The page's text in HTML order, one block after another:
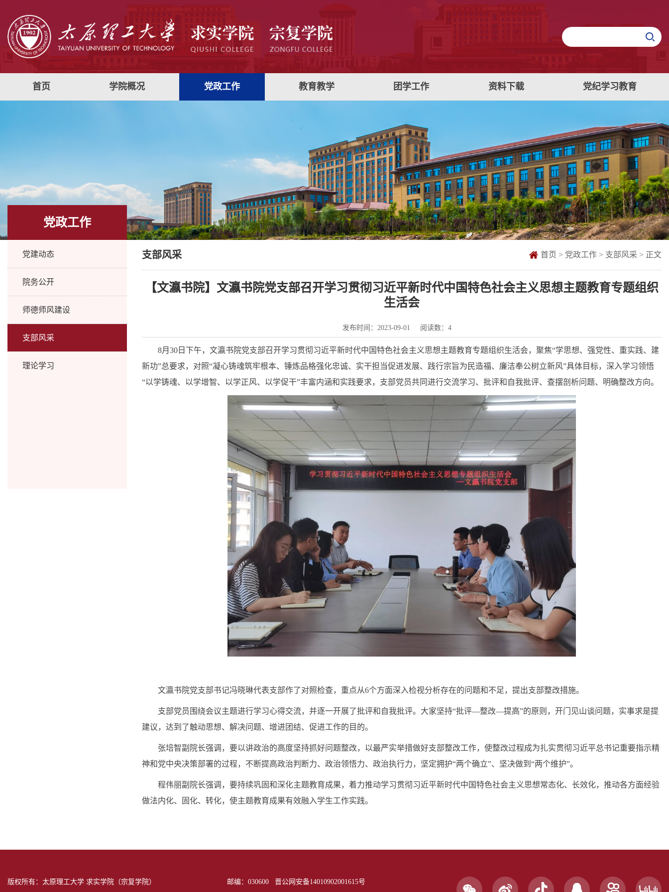
首页 学院概况 党政工作 教育教学 团学工作 资料下载 党纪学习教育
党政工作
党建动态
院务公开
师德师风建设
支部风采
理论学习
支部风采 首页 > 党政工作 > 支部风采 > 正文
【文瀛书院】文瀛书院党支部召开学习贯彻习近平新时代中国特色社会主义思想主题教育专题组织
生活会
发布时间：2023-09-01 阅读数： 4
8月30日下午，文瀛书院党支部召开学习贯彻习近平新时代中国特色社会主义思想主题教育专题组织生活会，聚焦“学思想、强党性、重实践、建
新功”总要求，对照“凝心铸魂筑牢根本、锤炼品格强化忠诚、实干担当促进发展、践行宗旨为民造福、廉洁奉公树立新风”具体目标，深入学习领悟
“以学铸魂、以学增智、以学正风、以学促干”丰富内涵和实践要求，支部党员共同进行交流学习、批评和自我批评、查摆剖析问题、明确整改方向。
文瀛书院党支部书记冯晓琳代表支部作了对照检查，重点从6个方面深入检视分析存在的问题和不足，提出支部整改措施。
支部党员围绕会议主题进行学习心得交流，并逐一开展了批评和自我批评。大家坚持“批评—整改—提高”的原则，开门见山谈问题，实事求是提
建议，达到了触动思想、解决问题、增进团结、促进工作的目的。
张培智副院长强调，要以讲政治的高度坚持抓好问题整改，以最严实举措做好支部整改工作，使整改过程成为扎实贯彻习近平总书记重要指示精
神和党中央决策部署的过程，不断提高政治判断力、政治领悟力、政治执行力，坚定拥护“两个确立”、坚决做到“两个维护”。
程伟丽副院长强调，要持续巩固和深化主题教育成果，着力推动学习贯彻习近平新时代中国特色社会主义思想常态化、长效化，推动各方面经验
做法内化、固化、转化，使主题教育成果有效融入学生工作实践。
版权所有：太原理工大学 求实学院（宗复学院） 邮编：030600 晋公网安备14010902001615号